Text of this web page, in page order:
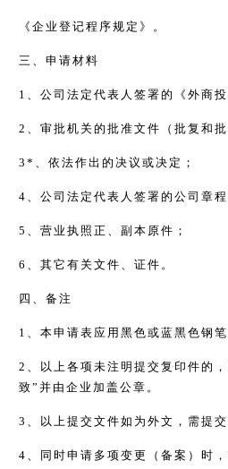
《企业登记程序规定》。
三、申请材料
1 、公司法定代表人签署的《外商
2 、审批机关的批准文件（批复和
3* 、依法作出的决议或决定；
4 、公司法定代表人签署的公司章
5 、营业执照正、副本原件；
6 、其它有关文件、证件。
四、备注
1 、本申请表应用黑色或蓝黑色钢
2 、以上各项未注明提交复印件的
致” 并由企业加盖公章。
3 、以上提交文件如为外文，需提
4 、同时申请多项变更（备案）时